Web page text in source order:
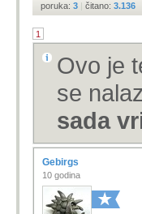
poruka: 3 | čitano: 3.136
1
Ovo je
se
sada
Gebirgs
10 godina